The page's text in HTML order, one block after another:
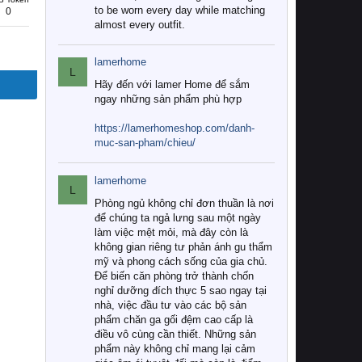
0
to be worn every day while matching
almost every outfit.
L
lamerhome
Hãy đến với lamer Home để sắm
ngay những sản phẩm phù hợp
https://lamerhomeshop.com/danh-
muc-san-pham/chieu/
L
lamerhome
Phòng ngủ không chỉ đơn thuần là nơi
để chúng ta ngả lưng sau một ngày
làm việc mệt mỏi, mà đây còn là
không gian riêng tư phản ánh gu thẩm
mỹ và phong cách sống của gia chủ.
Để biến căn phòng trở thành chốn
nghỉ dưỡng đích thực 5 sao ngay tại
nhà, việc đầu tư vào các bộ sản
phẩm chăn ga gối đệm cao cấp là
điều vô cùng cần thiết. Những sản
phẩm này không chỉ mang lại cảm